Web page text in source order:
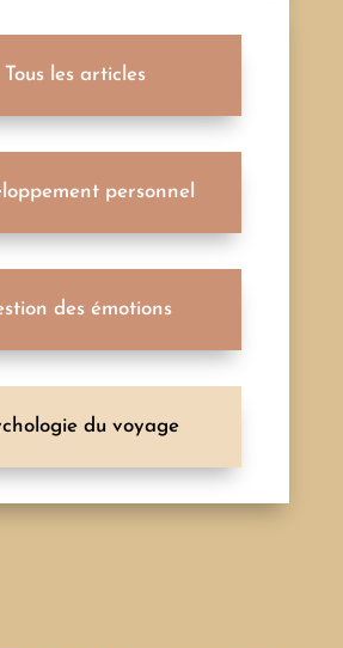
Tous les articles
personnel
des émotions
du voyage